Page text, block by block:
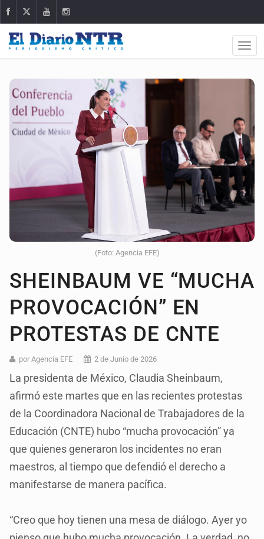
(Foto: Agencia EFE)
SHEINBAUM VE “MUCHA
PROVOCACIÓN” EN
PROTESTAS DE CNTE
por Agencia EFE 2 de Junio de 2026
La presidenta de México, Claudia Sheinbaum,
afirmó este martes que en las recientes protestas
de la Coordinadora Nacional de Trabajadores de la
Educación (CNTE) hubo “mucha provocación” ya
que quienes generaron los incidentes no eran
maestros, al tiempo que defendió el derecho a
manifestarse de manera pacífica.
“Creo que hoy tienen una mesa de diálogo. Ayer yo